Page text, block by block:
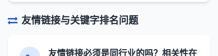
友情链接与关键字排名问题
友情链接必须是同行业的吗？相关性在